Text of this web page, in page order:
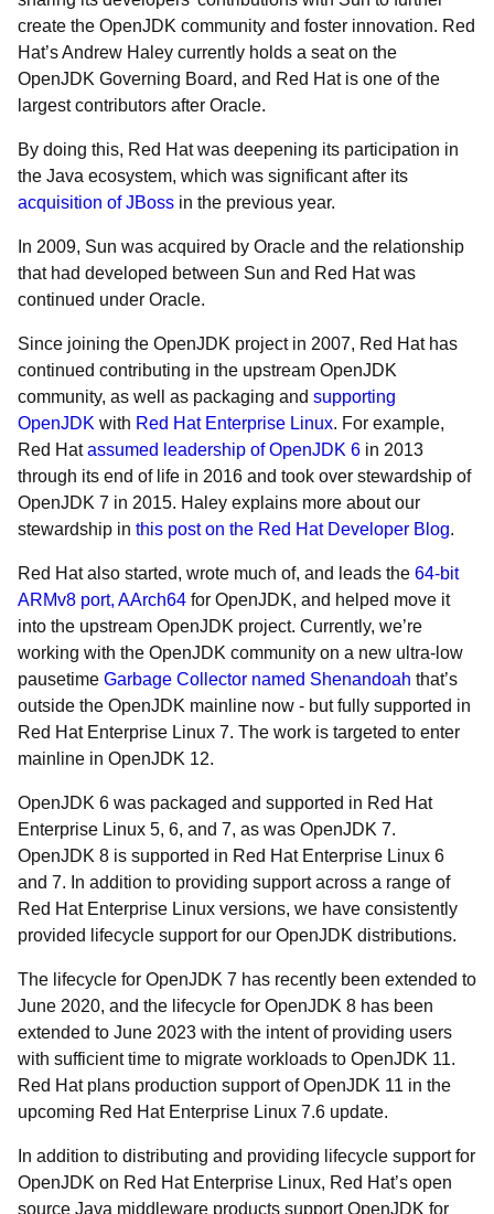
create the OpenJDK community and foster innovation. Red
Hat’s Andrew Haley currently holds a seat on the
OpenJDK Governing Board, and Red Hat is one of the
largest contributors after Oracle.
By doing this, Red Hat was deepening its participation in
the Java ecosystem, which was significant after its
acquisition of JBoss in the previous year.
In 2009, Sun was acquired by Oracle and the relationship
that had developed between Sun and Red Hat was
continued under Oracle.
Since joining the OpenJDK project in 2007, Red Hat has
continued contributing in the upstream OpenJDK
community, as well as packaging and supporting
OpenJDK with Red Hat Enterprise Linux. For example,
Red Hatassumed leadership of OpenJDK 6 in 2013
through its end of life in 2016 and took over stewardship of
OpenJDK 7 in 2015. Haley explains more about our
stewardship in this post on the Red Hat Developer Blog.
Red Hat also started, wrote much of, and leads the 64-bit
ARMv8 port, AArch64 for OpenJDK, and helped move it
into the upstream OpenJDK project. Currently, we’re
working with the OpenJDK community on a new ultra-low
pausetime Garbage Collector named Shenandoah that’s
outside the OpenJDK mainline now - but fully supported in
Red Hat Enterprise Linux 7. The work is targeted to enter
mainline in OpenJDK 12.
OpenJDK 6 was packaged and supported in Red Hat
Enterprise Linux 5, 6, and 7, as was OpenJDK 7.
OpenJDK 8 is supported in Red Hat Enterprise Linux 6
and 7. In addition to providing support across a range of
Red Hat Enterprise Linux versions, we have consistently
provided lifecycle support for our OpenJDK distributions.
The lifecycle for OpenJDK 7 has recently been extended to
June 2020, and the lifecycle for OpenJDK 8 has been
extended to June 2023 with the intent of providing users
with sufficient time to migrate workloads to OpenJDK 11.
Red Hat plans production support of OpenJDK 11 in the
upcoming Red Hat Enterprise Linux 7.6 update.
In addition to distributing and providing lifecycle support for
OpenJDK on Red Hat Enterprise Linux, Red Hat’s open
source Java middleware products support OpenJDK for